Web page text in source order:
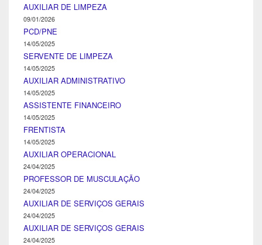
AUXILIAR DE LIMPEZA
09/01/2026
PCD/PNE
14/05/2025
SERVENTE DE LIMPEZA
14/05/2025
AUXILIAR ADMINISTRATIVO
14/05/2025
ASSISTENTE FINANCEIRO
14/05/2025
FRENTISTA
14/05/2025
AUXILIAR OPERACIONAL
24/04/2025
PROFESSOR DE MUSCULAÇÃO
24/04/2025
AUXILIAR DE SERVIÇOS GERAIS
24/04/2025
AUXILIAR DE SERVIÇOS GERAIS
24/04/2025